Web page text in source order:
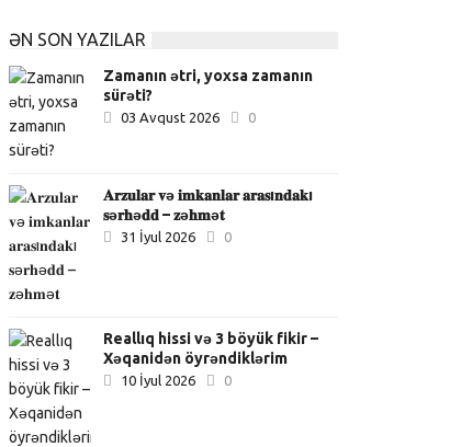
ƏN SON YAZILAR
Zamanın ətri, yoxsa zamanın
sürəti?
03 Avqust 2026 0
𝐀𝐫𝐳𝐮𝐥𝐚𝐫 𝐯ə 𝐢𝐦𝐤𝐚𝐧𝐥𝐚𝐫 𝐚𝐫𝐚𝐬ı𝐧𝐝𝐚𝐤ı
𝐬ə𝐫𝐡ə𝐝𝐝 – 𝐳ə𝐡𝐦ə𝐭
31 İyul 2026 0
Reallıq hissi və 3 böyük fikir –
Xəqanidən öyrəndiklərim
10 İyul 2026 0